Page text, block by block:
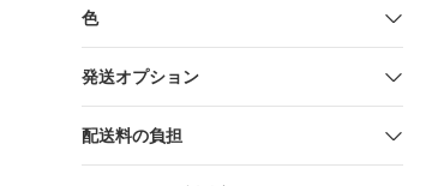
色
発送オプション
配送料の負担